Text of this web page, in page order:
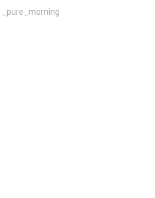
_pure_morning